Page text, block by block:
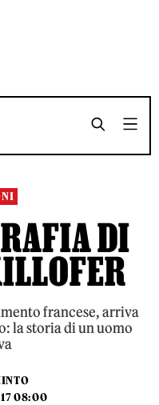
SHARE
SHARE
DI
francese, arriva
la storia di un uomo
08:00